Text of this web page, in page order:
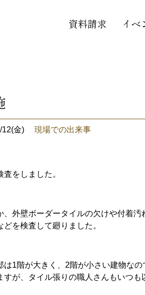
資料請求 イベ
12(金) 現場での出来事
をしました。
外壁ボーダータイルの欠けや付着
を検査して廻りました。
1階が大きく、2階が小さい建物な
が、タイル張りの職人さんもいつ